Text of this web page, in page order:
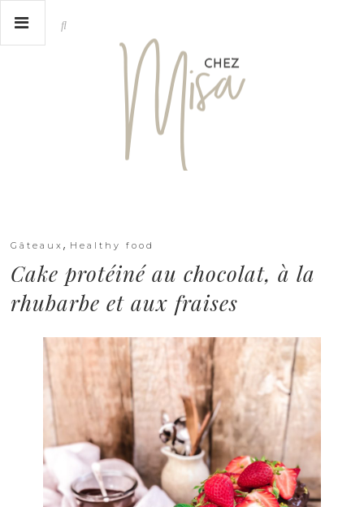
Gâteaux, Healthy food
Cake protéiné au chocolat, à la
rhubarbe et aux fraises